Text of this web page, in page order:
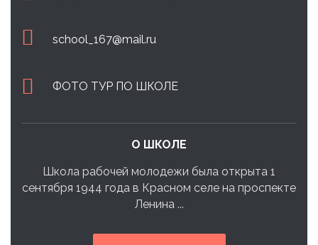
school_167@mail.ru
ФОТО ТУР ПО ШКОЛЕ
О ШКОЛЕ
Школа рабочей молодежи была открыта 1
сентября 1944 года в Красном селе на проспекте
Ленина ...